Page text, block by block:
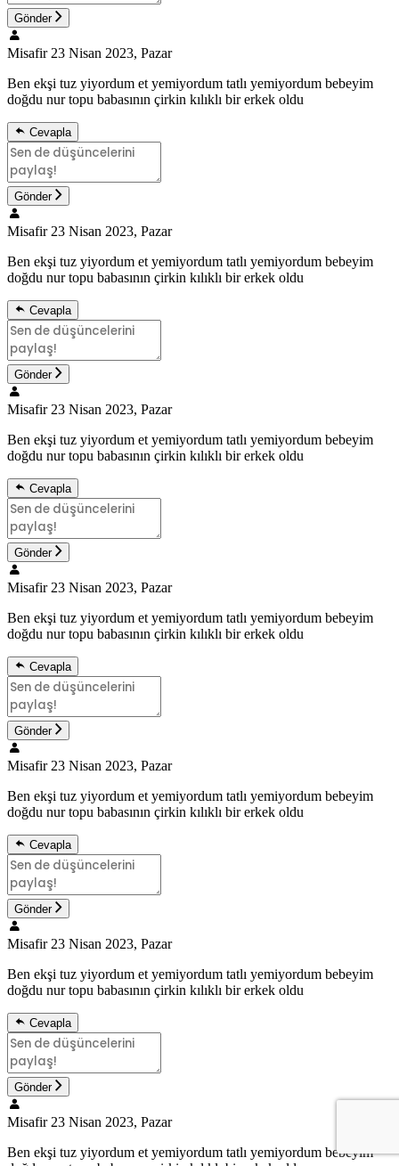
Gönder
Misafir 23 Nisan 2023, Pazar
Ben ekşi tuz yiyordum et yemiyordum tatlı yemiyordum bebeyim
doğdu nur topu babasının çirkin kılıklı bir erkek oldu
Cevapla
Gönder
Misafir 23 Nisan 2023, Pazar
Ben ekşi tuz yiyordum et yemiyordum tatlı yemiyordum bebeyim
doğdu nur topu babasının çirkin kılıklı bir erkek oldu
Cevapla
Gönder
Misafir 23 Nisan 2023, Pazar
Ben ekşi tuz yiyordum et yemiyordum tatlı yemiyordum bebeyim
doğdu nur topu babasının çirkin kılıklı bir erkek oldu
Cevapla
Gönder
Misafir 23 Nisan 2023, Pazar
Ben ekşi tuz yiyordum et yemiyordum tatlı yemiyordum bebeyim
doğdu nur topu babasının çirkin kılıklı bir erkek oldu
Cevapla
Gönder
Misafir 23 Nisan 2023, Pazar
Ben ekşi tuz yiyordum et yemiyordum tatlı yemiyordum bebeyim
doğdu nur topu babasının çirkin kılıklı bir erkek oldu
Cevapla
Gönder
Misafir 23 Nisan 2023, Pazar
Ben ekşi tuz yiyordum et yemiyordum tatlı yemiyordum bebeyim
doğdu nur topu babasının çirkin kılıklı bir erkek oldu
Cevapla
Gönder
Misafir 23 Nisan 2023, Pazar
Ben ekşi tuz yiyordum et yemiyordum tatlı yemiyordum bebeyim